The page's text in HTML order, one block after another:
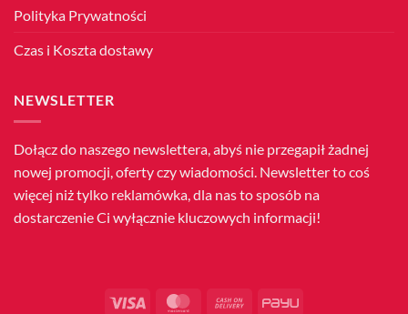
Polityka Prywatności
Czas i Koszta dostawy
NEWSLETTER
Dołącz do naszego newslettera, abyś nie przegapił żadnej
nowej promocji, oferty czy wiadomości. Newsletter to coś
więcej niż tylko reklamówka, dla nas to sposób na
dostarczenie Ci wyłącznie kluczowych informacji!
Visa MasterCardCash
PayU